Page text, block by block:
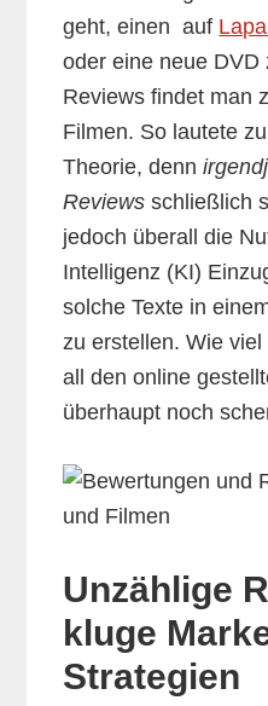
geht, einen auf
oder eine neue
Reviews findet man
Filmen. So lautete
Theorie, denn
Reviews schließlich
jedoch überall die
Intelligenz (KI)
solche Texte in
zu erstellen. Wie
all den online
überhaupt noch
Unzählige
kluge
Strategien